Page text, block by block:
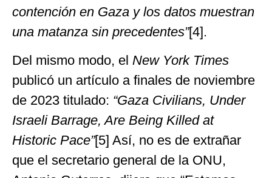
contención en Gaza y los datos muestran
una matanza sin precedentes”[4].
Del mismo modo, el New York Times
publicó un artículo a finales de noviembre
de 2023 titulado: “Gaza Civilians, Under
Israeli Barrage, Are Being Killed at
Historic Pace”[5] Así, no es de extrañar
que el secretario general de la ONU,